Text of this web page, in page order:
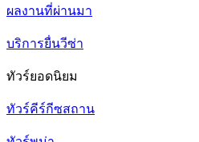
ผลงานที่ผ่านมา
บริการยื่นวีซ่า
ทัวร์ยอดนิยม
ทัวร์คีร์กีซสถาน